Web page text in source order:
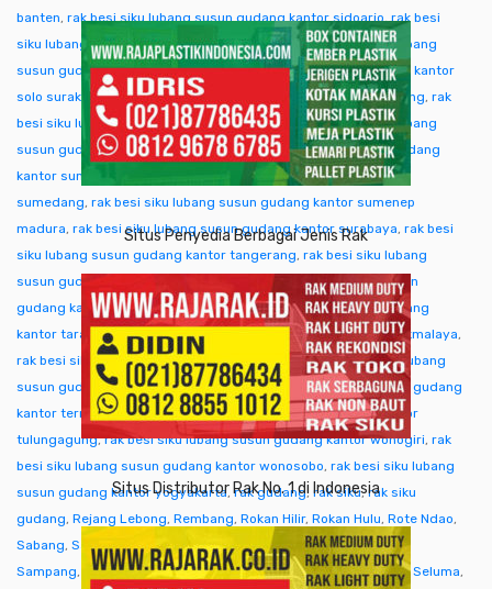
banten, rak besi siku lubang susun gudang kantor sidoarjo,rak besi
siku lubang susun gudang kantor singkawang,rak besi siku lubang
susun gudang kantor sofifi,rak besi siku lubang susun gudang kantor
solo surakarta,rak besi siku lubang susun gudang kantor sorong, rak
besi siku lubang susun gudang kantor subang,rak besi siku lubang
susun gudang kantor sukabumi,rak besi siku lubang susun gudang
kantor sumba ntt
rak besi siku lubang susun gudang kantor
sumedang, rak besi siku lubang susun gudang kantor sumenep
madura, rak besi siku lubang susun gudang kantor surabaya, rak besi
siku lubang susun gudang kantor tangerang, rak besi siku lubang
susun gudang kantor tangjung selor
rak besi siku lubang susun
gudang kantor tanjungpinang,rak besi siku lubang susun gudang
kantor tarakan, rak besi siku lubang susun gudang kantor tasikmalaya,
rak besi siku lubang susun gudang kantor tegal,rak besi siku lubang
susun gudang kantor temanggung,rak besi siku lubang susun gudang
kantor ternate tidore,rak besi siku lubang susun gudang kantor
tulungagung,rak besi siku lubang susun gudang kantor wonogiri, rak
besi siku lubang susun gudang kantor wonosobo, rak besi siku lubang
susun gudang kantor yogyakarta,rak gudang, rak siku,rak siku
gudang, Rejang Lebong, Rembang, Rokan Hilir, Rokan Hulu, Rote Ndao,
Sabang, Sabu Raijua ,Salatiga,Samarinda,Sambas,Samosir,
Sampang, Sanggau,Sarmi,Sarolangun,Sawahlunto,Sekadau,Seluma,
Situs Penyedia Berbagai Jenis Rak
Situs Distributor Rak No. 1 di Indonesia